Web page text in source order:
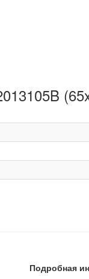
Подробная